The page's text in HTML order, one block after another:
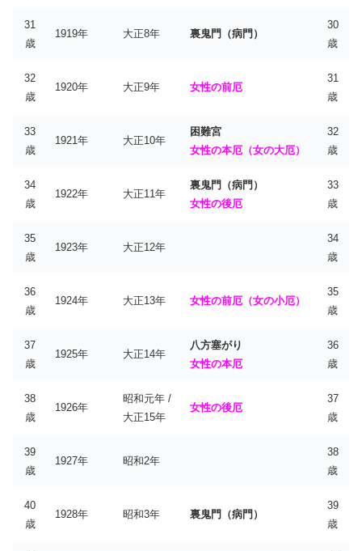
31
歳
1919年 大正8年 裏鬼門（病門）
30
歳
32
歳
1920年 大正9年 女性の前厄
31
歳
33
歳
1921年 大正10年
困難宮
女性の本厄（女の大厄）
32
歳
34
歳
1922年 大正11年
裏鬼門（病門）
女性の後厄
33
歳
35
歳
1923年 大正12年
34
歳
36
歳
1924年 大正13年 女性の前厄（女の小厄）
35
歳
37
歳
1925年 大正14年
八方塞がり
女性の本厄
36
歳
38
歳
1926年
昭和元年 /
大正15年
女性の後厄
37
歳
39
歳
1927年 昭和2年
38
歳
40
歳
1928年 昭和3年 裏鬼門（病門）
39
歳